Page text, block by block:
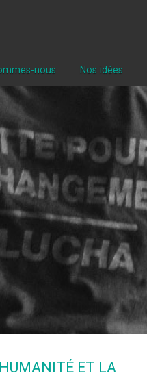
nous Nos idées
ET LA